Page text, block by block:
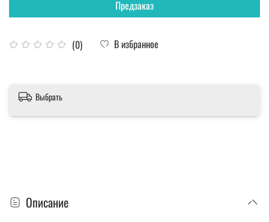
(0) В избранное
Предзаказ
Выбрать
Описание